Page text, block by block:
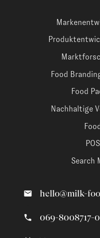
Food
Food
Nachhaltige
Search
hello@milk-
069-8008717-0